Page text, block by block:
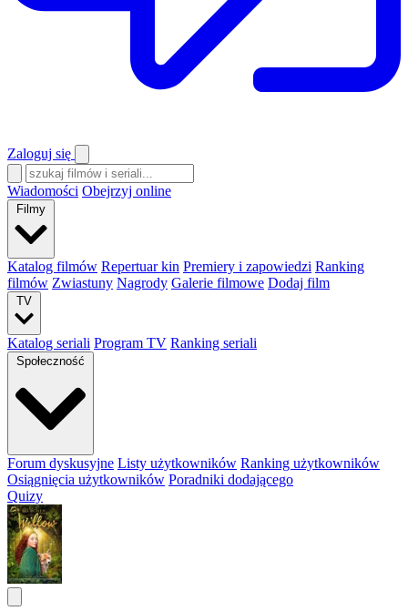
Zaloguj się
Wiadomości Obejrzyj online
Filmy
Katalog filmów Repertuar kin Premiery i zapowiedzi Ranking
filmów Zwiastuny Nagrody Galerie filmowe Dodaj film
TV
Katalog seriali Program TV Ranking seriali
Społeczność
Forum dyskusyjne Listy użytkowników Ranking użytkowników
Osiągnięcia użytkowników Poradniki dodającego
Quizy